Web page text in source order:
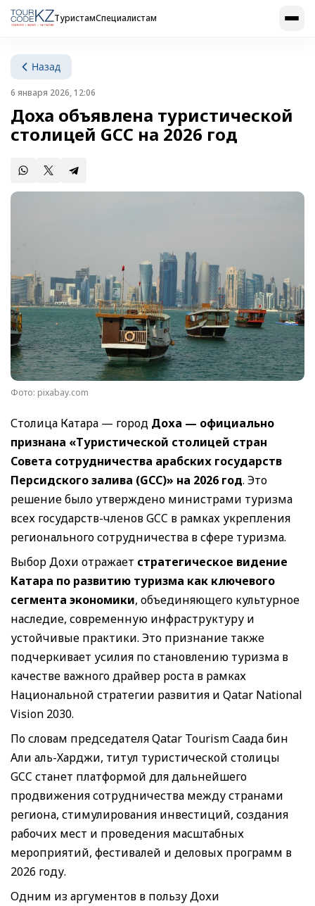
ТуристамСпециалистам
Назад
6 января 2026, 12:06
Доха объявлена туристической
столицей GCC на 2026 год
Фото: pixabay.com
Столица Катара — город Доха — официально
признана «Туристической столицей стран
Совета сотрудничества арабских государств
Персидского залива (GCC)» на 2026 год. Это
решение было утверждено министрами туризма
всех государств-членов GCC в рамках укрепления
регионального сотрудничества в сфере туризма.
Выбор Дохи отражает стратегическое видение
Катара по развитию туризма как ключевого
сегмента экономики, объединяющего культурное
наследие, современную инфраструктуру и
устойчивые практики. Это признание также
подчеркивает усилия по становлению туризма в
качестве важного драйвер роста в рамках
Национальной стратегии развития и Qatar National
Vision 2030.
По словам председателя Qatar Tourism Саада бин
Али аль-Харджи, титул туристической столицы
GCC станет платформой для дальнейшего
продвижения сотрудничества между странами
региона, стимулирования инвестиций, создания
рабочих мест и проведения масштабных
мероприятий, фестивалей и деловых программ в
2026 году.
Одним из аргументов в пользу Дохи